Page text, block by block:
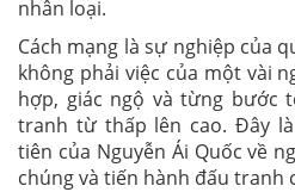
nhân loại.
Cách mạng là sự nghiệp của
không phải việc của một vài
hợp, giác ngộ và từng bước
tranh từ thấp lên cao. Đây
tiên của Nguyễn Ái Quốc về
chúng và tiến hành đấu tranh